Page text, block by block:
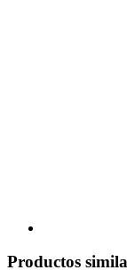
Productos